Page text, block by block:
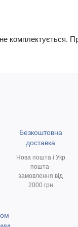
не комплектується.
Безкоштовна
доставка
Нова пошта і Укр
пошта-
замовлення від
2000 грн